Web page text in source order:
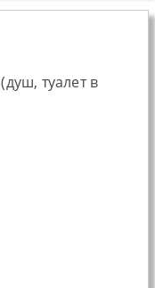
туалет в